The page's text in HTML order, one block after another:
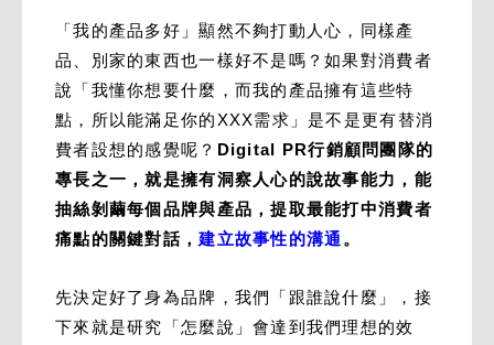
「我的產品多好」顯然不夠打動人心，同樣產
品、別家的東西也一樣好不是嗎？如果對消費者
說「我懂你想要什麼，而我的產品擁有這些特
點，所以能滿足你的XXX需求」是不是更有替消
費者設想的感覺呢？ Digital PR行銷顧問團隊的
專長之一，就是擁有洞察人心的說故事能力，能
抽絲剝繭每個品牌與產品，提取最能打中消費者
痛點的關鍵對話，建立故事性的溝通 。
先決定好了身為品牌，我們「跟誰說什麼」，接
下來就是研究「怎麼說」會達到我們理想的效